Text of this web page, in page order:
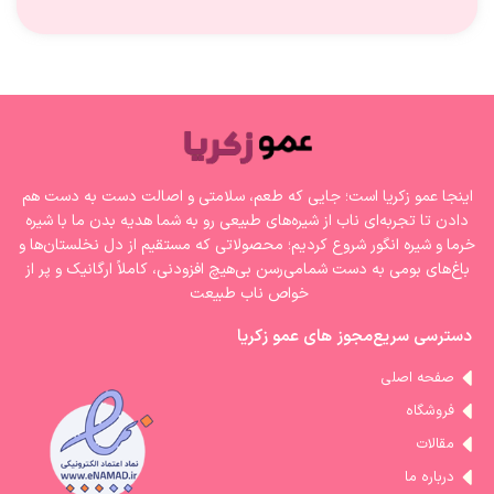
اینجا عمو زکریا است؛ جایی که طعم، سلامتی و اصالت دست به دست هم
دادن تا تجربه‌ای ناب از شیره‌های طبیعی رو به شما هدیه بدن ما با شیره‌
خرما و شیره انگور شروع کردیم؛ محصولاتی که مستقیم از دل نخلستان‌ها و
باغ‌های بومی به دست شمامی‌رسن بی‌هیچ افزودنی، کاملاً ارگانیک و پر از
خواص ناب طبیعت
دسترسی سریعمجوز های عمو زکریا
صفحه اصلی
فروشگاه
مقالات
درباره ما